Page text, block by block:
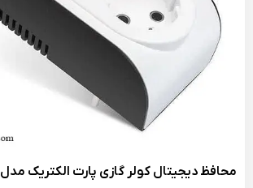
محافظ دیجیتال کولر گازی پارت الکتریک مدل 2833